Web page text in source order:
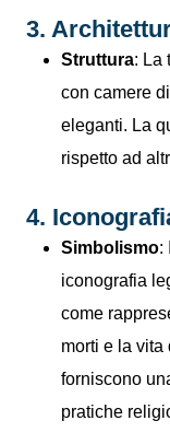
3.
Struttura: La
con camere
eleganti. La
rispetto ad
4.
Simbolismo:
iconografia
come
morti e la vita
forniscono
pratiche